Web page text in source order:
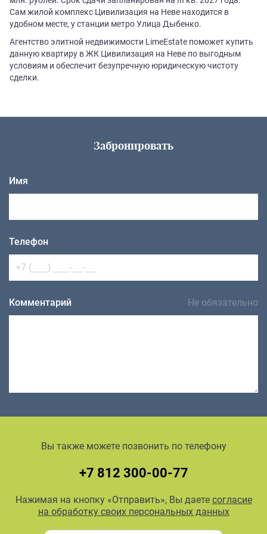
Сам жилой комплекс Цивилизация на Неве находится в
удобном месте, у станции метро Улица Дыбенко.
Агентство элитной недвижимости LimeEstate поможет купить
данную квартиру в ЖК Цивилизация на Неве по выгодным
условиям и обеспечит безупречную юридическую чистоту
сделки.
Забронировать
Имя
Телефон
Комментарий Не обязательно
Вы также можете позвонить по телефону
+7 812 300-00-77
Нажимая на кнопку «Отправить», Вы даете согласие
на обработку своих персональных данных